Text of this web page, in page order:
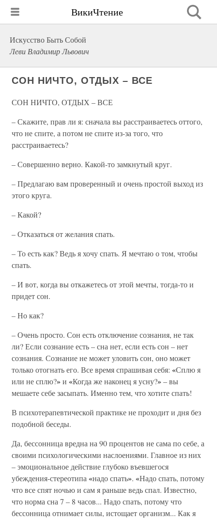
ВикиЧтение
Искусство Быть Собой
Леви Владимир Львович
СОН НИЧТО, ОТДЫХ – ВСЕ
СОН НИЧТО, ОТДЫХ – ВСЕ
– Скажите, прав ли я: сначала вы расстраиваетесь оттого,
что не спите, а потом не спите из-за того, что
расстраиваетесь?
– Совершенно верно. Какой-то замкнутый круг.
– Предлагаю вам проверенный и очень простой выход из
этого круга.
– Какой?
– Отказаться от желания спать.
– То есть как? Ведь я хочу спать. Я мечтаю о том, чтобы
спать.
– И вот, когда вы откажетесь от этой мечты, тогда-то и
придет сон.
– Но как?
– Очень просто. Сон есть отключение сознания, не так
ли? Если сознание есть – сна нет, если есть сон – нет
сознания. Сознание не может уловить сон, оно может
только отогнать его. Все время спрашивая себя: «Сплю я
или не сплю?»и «Когда же наконец я усну?»– вы
мешаете себе засыпать. Именно тем, что хотите спать!
В психотерапевтической практике не проходит и дня без
подобной беседы.
Да, бессонница вредна на 90 процентов не сама по себе, а
своими психологическими наслоениями. Главное из них
– эмоциональное действие глубоко въевшегося
убеждения-стереотипа «надо спать». «Надо спать, потому
что все спят ночью и сам я раньше ведь спал. Известно,
что норма сна 7 – 8 часов... Надо спать, потому что
бессонница отнимает силы, истощает организм... Как я